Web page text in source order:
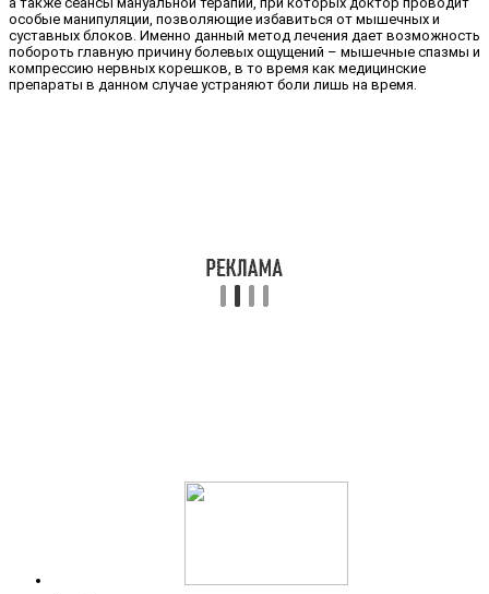
особые манипуляции, позволяющие избавиться от мышечных и
суставных блоков. Именно данный метод лечения дает возможность
побороть главную причину болевых ощущений – мышечные спазмы и
компрессию нервных корешков, в то время как медицинские
препараты в данном случае устраняют боли лишь на время.